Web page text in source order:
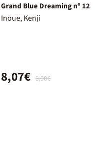
Grand Blue Dreaming nº 12
Inoue, Kenji
8,50€
8,07€